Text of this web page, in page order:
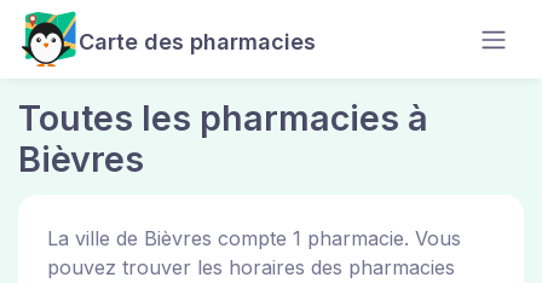
Carte des pharmacies
Toutes les pharmacies à
Bièvres
La ville de Bièvres compte 1 pharmacie. Vous
pouvez trouver les horaires des pharmacies